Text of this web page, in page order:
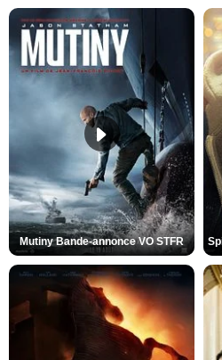
Mutiny Bande-annonce VO STFR